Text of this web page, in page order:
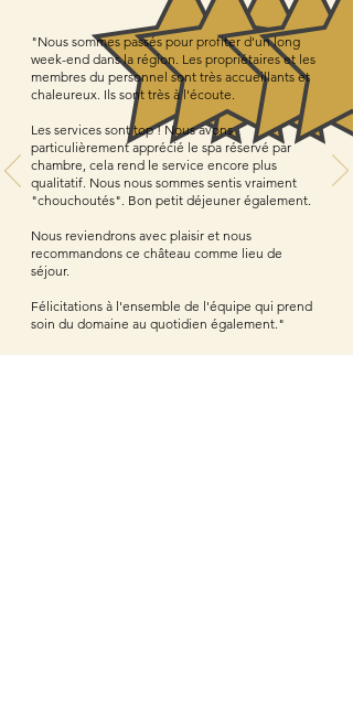
"Nous sommes passés pour profiter d'un long
week-end dans la région. Les propriétaires et les
membres du personnel sont très accueillants et
chaleureux. Ils sont très à l'écoute.
Les services sont top ! Nous avons
particulièrement apprécié le spa réservé par
chambre, cela rend le service encore plus
qualitatif. Nous nous sommes sentis vraiment
"chouchoutés". Bon petit déjeuner également.
Nous reviendrons avec plaisir et nous
recommandons ce château comme lieu de
séjour.
Félicitations à l'ensemble de l'équipe qui prend
soin du domaine au quotidien également."
CA Vsn.